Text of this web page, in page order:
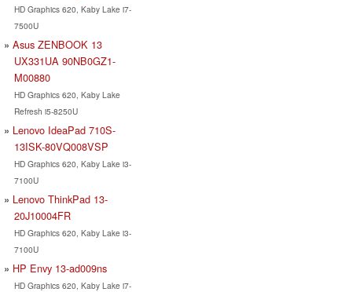
HD Graphics 620, Kaby Lake i7-
7500U
Asus ZENBOOK 13
UX331UA 90NB0GZ1-
M00880
HD Graphics 620, Kaby Lake
Refresh i5-8250U
Lenovo IdeaPad 710S-
13ISK-80VQ008VSP
HD Graphics 620, Kaby Lake i3-
7100U
Lenovo ThinkPad 13-
20J10004FR
HD Graphics 620, Kaby Lake i3-
7100U
HP Envy 13-ad009ns
HD Graphics 620, Kaby Lake i7-